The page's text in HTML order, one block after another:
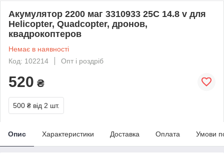
Акумулятор 2200 маг 3310933 25C 14.8 v для
Helicopter, Quadcopter, дронов,
квадрокоптеров
Немає в наявності
Код: 102214
Опт і роздріб
520 ₴
500 ₴ від 2 шт.
Опис Характеристики Доставка Оплата Умови